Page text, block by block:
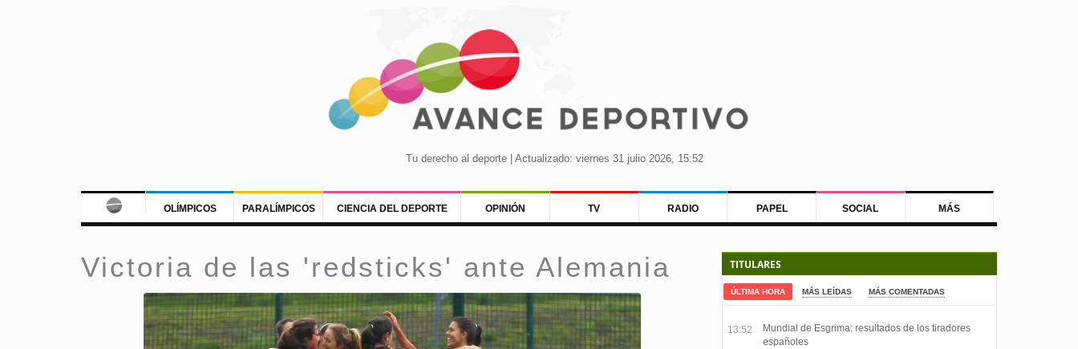
Tu derecho al deporte | Actualizado: viernes 31 julio 2026, 15:52
OLÍMPICOS PARALÍMPICOS CIENCIA DEL DEPORTE OPINIÓN TV RADIO PAPEL SOCIAL MÁS
Victoria de las 'redsticks' ante Alemania TITULARES
ÚLTIMA HORA MÁS LEÍDAS MÁS COMENTADAS
13:52
Mundial de Esgrima: resultados de los tiradores
españoles